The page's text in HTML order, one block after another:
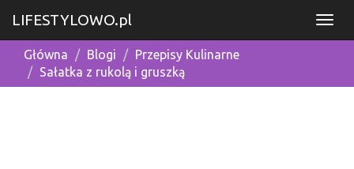
LIFESTYLOWO.pl
Główna Blogi
Przepisy Kulinarne
Sałatka z rukolą i gruszką